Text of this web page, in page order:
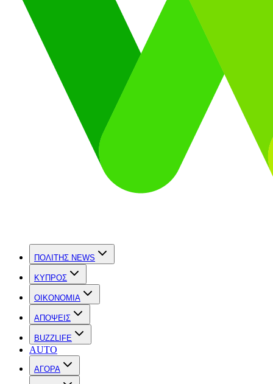
ΠΟΛΙΤΗΣ NEWS
ΚΥΠΡΟΣ
OIKONOMIA
ΑΠΟΨΕΙΣ
BUZZLIFE
AUTO
ΑΓΟΡΑ